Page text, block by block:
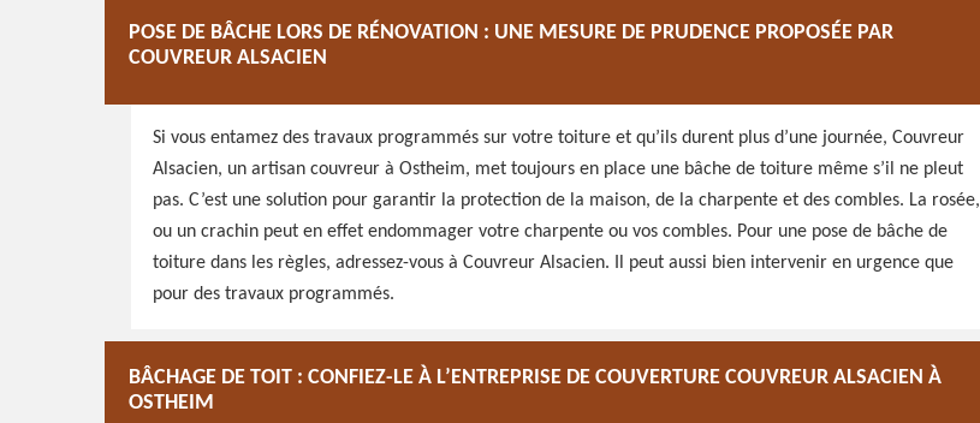
POSE DE BÂCHE LORS DE RÉNOVATION : UNE MESURE DE PRUDENCE PROPOSÉE PAR
COUVREUR ALSACIEN
Si vous entamez des travaux programmés sur votre toiture et qu’ils durent plus d’une journée, Couvreur
Alsacien, un artisan couvreur à Ostheim, met toujours en place une bâche de toiture même s’il ne pleut
pas. C’est une solution pour garantir la protection de la maison, de la charpente et des combles. La rosée,
ou un crachin peut en effet endommager votre charpente ou vos combles. Pour une pose de bâche de
toiture dans les règles, adressez-vous à Couvreur Alsacien. Il peut aussi bien intervenir en urgence que
pour des travaux programmés.
BÂCHAGE DE TOIT : CONFIEZ-LE À L’ENTREPRISE DE COUVERTURE COUVREUR ALSACIEN À
OSTHEIM